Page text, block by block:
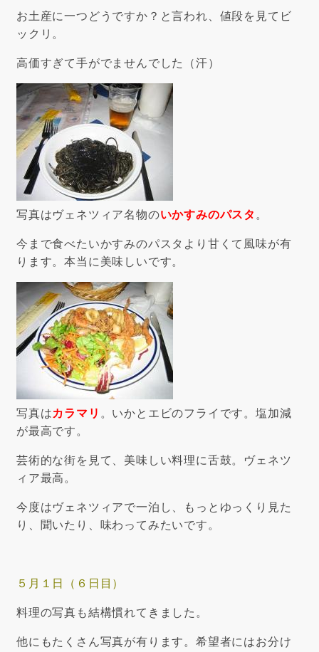
お土産に一つどうですか？と言われ、値段を見てビ
ックリ。
高価すぎて手がでませんでした（汗）
写真はヴェネツィア名物のいかすみのパスタ 。
今まで食べたいかすみのパスタより甘くて風味が有
ります。本当に美味しいです。
写真はカラマリ 。いかとエビのフライです。塩加減
が最高です。
芸術的な街を見て、美味しい料理に舌鼓。ヴェネツ
ィア最高。
今度はヴェネツィアで一泊し、もっとゆっくり見た
り、聞いたり、味わってみたいです。
５月１日（６日目）
料理の写真も結構慣れてきました。
他にもたくさん写真が有ります。希望者にはお分け